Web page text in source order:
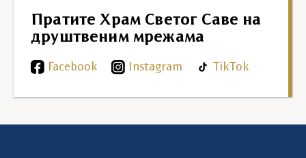
Пратите Храм Светог Саве на
друштвеним мрежама
Facebook Instagram TikTok